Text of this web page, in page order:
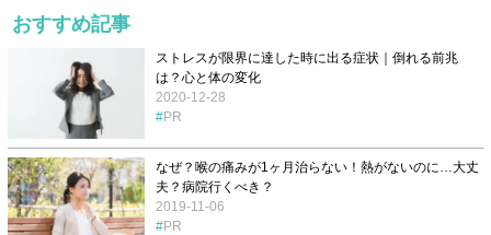
おすすめ記事
ストレスが限界に達した時に出る症状｜倒れる前兆
は？心と体の変化
2020-12-28
PR
なぜ？喉の痛みが1ヶ月治らない！熱がないのに…大丈
夫？病院行くべき？
2019-11-06
PR